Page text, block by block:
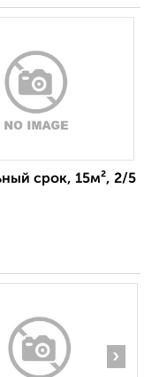
срок, 15м², 2/5
›